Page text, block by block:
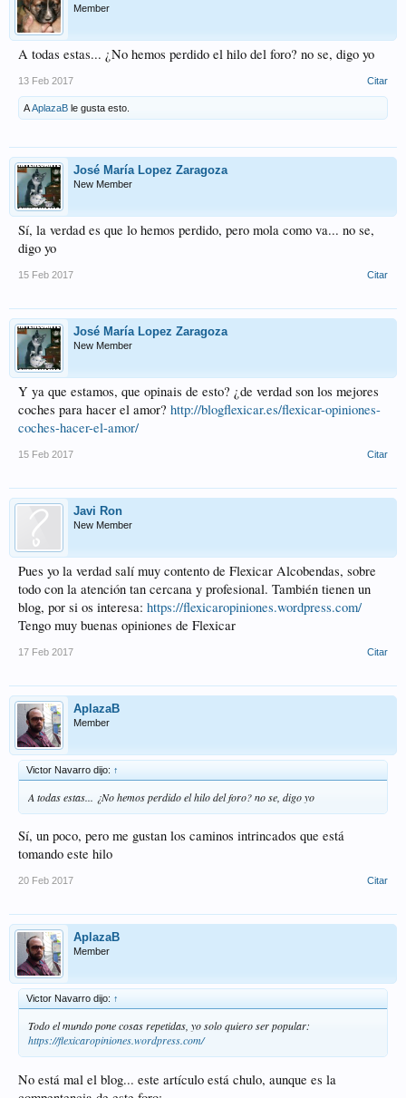
Member
A todas estas... ¿No hemos perdido el hilo del foro? no se, digo yo
13 Feb 2017 Citar
AAplazaB le gusta esto.
José María Lopez Zaragoza
New Member
Sí, la verdad es que lo hemos perdido, pero mola como va... no se,
digo yo
15 Feb 2017 Citar
José María Lopez Zaragoza
New Member
Y ya que estamos, que opinais de esto? ¿de verdad son los mejores
coches para hacer el amor? http://blogflexicar.es/flexicar-opiniones-
coches-hacer-el-amor/
15 Feb 2017 Citar
Javi Ron
New Member
Pues yo la verdad salí muy contento de Flexicar Alcobendas, sobre
todo con la atención tan cercana y profesional. También tienen un
blog, por si os interesa: https://flexicaropiniones.wordpress.com/
Tengo muy buenas opiniones de Flexicar
17 Feb 2017 Citar
AplazaB
Member
Victor Navarro dijo: ↑
A todas estas... ¿No hemos perdido el hilo del foro? no se, digo yo
Sí, un poco, pero me gustan los caminos intrincados que está
tomando este hilo
20 Feb 2017 Citar
AplazaB
Member
Victor Navarro dijo: ↑
Todo el mundo pone cosas repetidas, yo solo quiero ser popular:
https://flexicaropiniones.wordpress.com/
No está mal el blog... este artículo está chulo, aunque es la